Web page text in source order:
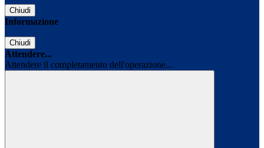
Chiudi
Informazione
Chiudi
Attendere...
Attendere il completamento dell'operazione...